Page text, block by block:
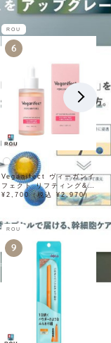
ROU
6
Veganifect ヴィーガンイ
フェクト リフティング&バ
ランシング フィグチェス
トナッツ ポアタイトアン
¥2,700（税込 ¥2,970）
ROU
9